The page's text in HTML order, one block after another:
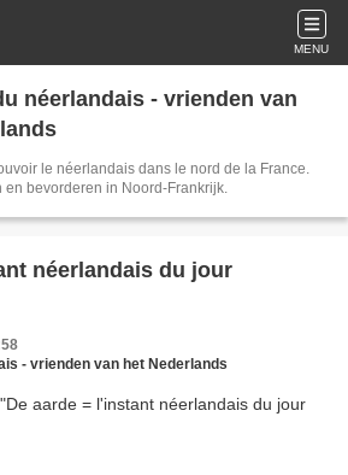
MENU
néerlandais - vrienden van
le néerlandais dans le nord de la France.
en bevorderen in Noord-Frankrijk.
néerlandais du jour
- vrienden van het Nederlands